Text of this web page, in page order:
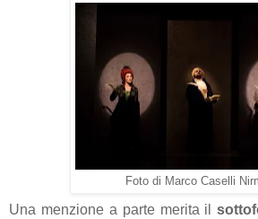
Foto di Marco Caselli
Una menzione a parte merita il